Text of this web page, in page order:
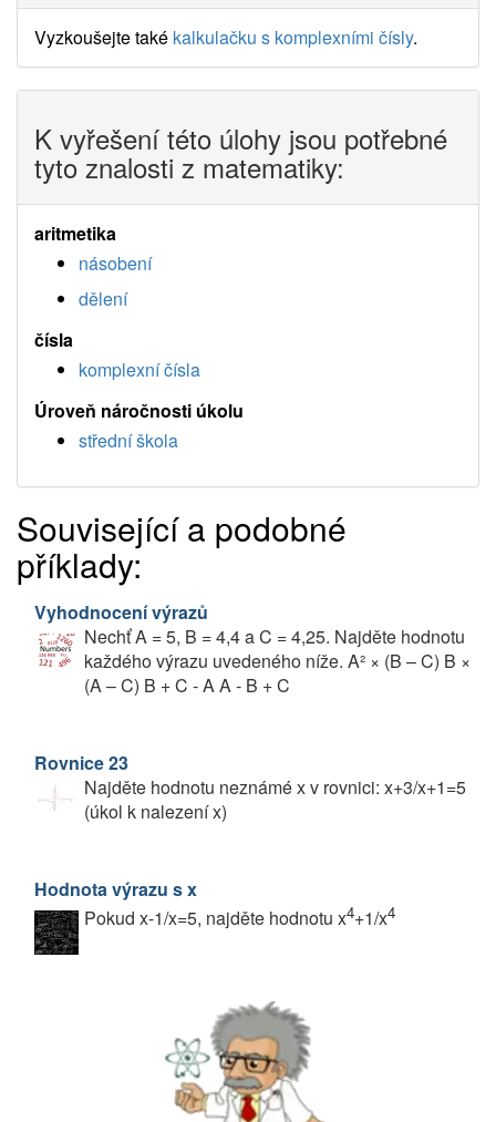
Vyzkoušejte také kalkulačku s komplexními čísly.
K vyřešení této úlohy jsou potřebné
tyto znalosti z matematiky:
aritmetika
násobení
dělení
čísla
komplexní čísla
Úroveň náročnosti úkolu
střední škola
Související a podobné
příklady:
Vyhodnocení výrazů
Nechť A = 5, B = 4,4 a C = 4,25. Najděte hodnotu
každého výrazu uvedeného níže. A² × (B – C) B ×
(A – C) B + C - A A - B + C
Rovnice 23
Najděte hodnotu neznámé x v rovnici: x+3/x+1=5
(úkol k nalezení x)
Hodnota výrazu s x
Pokud x-1/x=5, najděte hodnotu x4+1/x4